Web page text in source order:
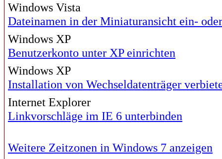
Windows Vista
Dateinamen in der Miniaturansicht ein-
Windows XP
Benutzerkonto unter XP einrichten
Windows XP
Installation von Wechseldatenträger
Internet Explorer
Linkvorschläge im IE 6 unterbinden
Weitere Zeitzonen in Windows 7 anzeigen